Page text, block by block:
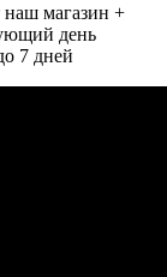
наш магазин +
день
7 дней